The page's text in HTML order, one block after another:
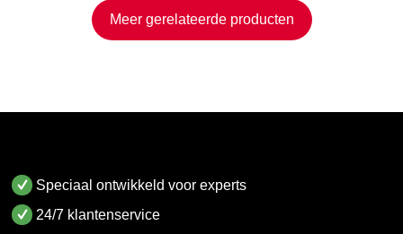
Meer gerelateerde producten
Speciaal ontwikkeld voor experts
24/7 klantenservice